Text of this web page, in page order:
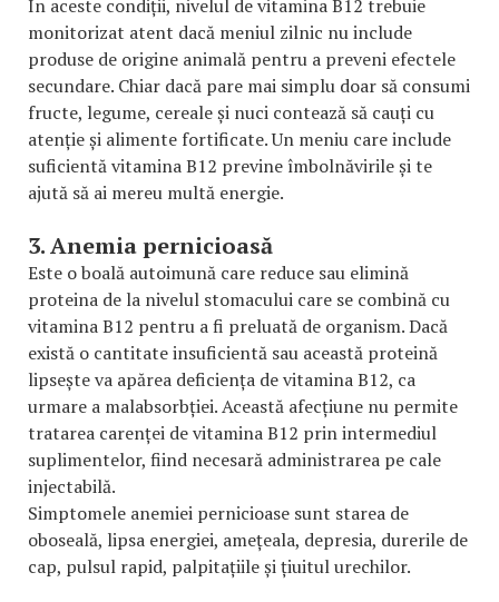
În aceste condiții, nivelul de vitamina B12 trebuie
monitorizat atent dacă meniul zilnic nu include
produse de origine animală pentru a preveni efectele
secundare. Chiar dacă pare mai simplu doar să consumi
fructe, legume, cereale și nuci contează să cauți cu
atenție și alimente fortificate. Un meniu care include
suficientă vitamina B12 previne îmbolnăvirile și te
ajută să ai mereu multă energie.
3. Anemia pernicioasă
Este o boală autoimună care reduce sau elimină
proteina de la nivelul stomacului care se combină cu
vitamina B12 pentru a fi preluată de organism. Dacă
există o cantitate insuficientă sau această proteină
lipsește va apărea deficiența de vitamina B12, ca
urmare a malabsorbției. Această afecțiune nu permite
tratarea carenței de vitamina B12 prin intermediul
suplimentelor, fiind necesară administrarea pe cale
injectabilă.
Simptomele anemiei pernicioase sunt starea de
oboseală, lipsa energiei, amețeala, depresia, durerile de
cap, pulsul rapid, palpitațiile și țiuitul urechilor.